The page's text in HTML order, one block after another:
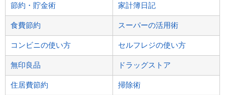
節約・貯金術 家計簿日記
食費節約 スーパーの活用術
コンビニの使い方 セルフレジの使い方
無印良品 ドラッグストア
住居費節約 掃除術